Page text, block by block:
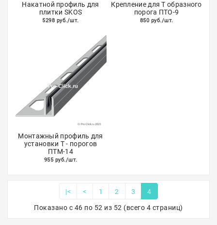
Накатной профиль для
плитки SKOS
5298 руб./шт.
Крепление для Т образного
порога ПТО-9
850 руб./шт.
Монтажный профиль для
установки Т - порогов
ПТМ-14
955 руб./шт.
|< < 1 2 3 4
Показано с 46 по 52 из 52 (всего 4 страниц)